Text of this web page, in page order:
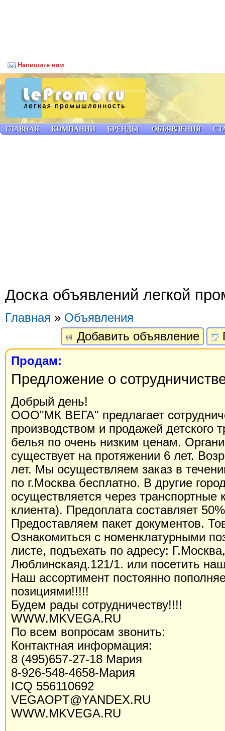
Доска объявлений легкой
Главная » Объявления
Добавить объявление
Продам:
Предложение о
Добрый день!
ООО"МК ВЕГА" предлагает
производством и продажей детского
белья по очень низким ценам.
существует на протяжении 6 лет.
лет. Мы осуществляем заказ в
по г.Москва бесплатно. В другие
осуществляется через
клиента). Предоплата составляет
Предоставляем пакет документов.
Ознакомиться с номенклатурными
листе, подъехать по адресу:
Люблинскаяд.121/1. или посетить
Наш ассортимент постоянно
позициями!!!!!
Будем рады сотрудничеству!!!!
WWW.MKVEGA.RU
По всем вопросам звонить:
Контактная информация:
8 (495)657-27-18 Мария
8-926-548-4658-Мария
ICQ 556110692
VEGAOPT@YANDEX.RU
WWW.MKVEGA.RU
ГЛАВНАЯ КОМПАНИИ БРЕНДЫ ОБЪЯВЛЕНИЯ
Напишите нам